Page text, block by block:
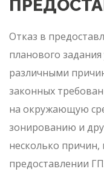
Отказ в
планового
различными
законных
на окружающую
зонированию и
несколько
предоставлении